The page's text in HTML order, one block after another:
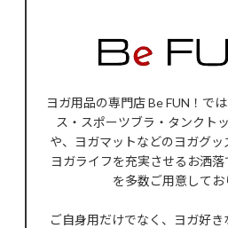
ヨガ用品の専門店 Be FUN！で
ス・スポーツブラ・タンクト
や、ヨガマットなどのヨガグ
ヨガライフを充実させるお洒
を多数ご用意して
ご自身用だけでなく、ヨガ好